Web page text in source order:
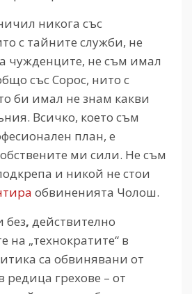
никога със
с тайните служби, не
чужденците, не съм имал
със Сорос, нито с
би имал не знам какви
Всичко, което съм
план, е
ми сили. Не съм
и никой не стои
обвиненията Чолош.
без, действително
на „технократите“ в
са обвинявани от
грехове – от